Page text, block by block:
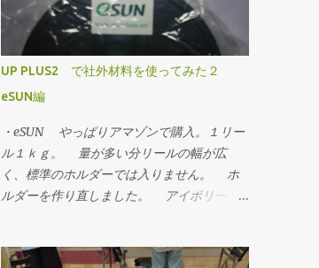
UP PLUS2 で社外材料を使ってみた２
eSUN編
・eSUN やっぱりアマゾンで購入。１リー
ル１ｋｇ。 量が多い分リールの幅が広
く、標準のホルダーでは入りません。 ホ
ルダーを作り直しました。 アイボリーと
なので、混ぜて使うとき違和感がなさそうで